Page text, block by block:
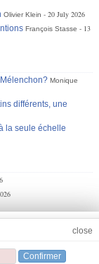
Confirmer
close
CLOSE
Olivier Klein
20 July 2026
François Stasse
13
Monique
différents, une
la seule échelle